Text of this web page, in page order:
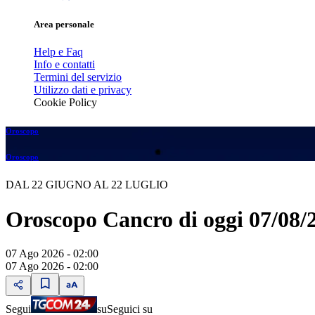
Area personale
Help e Faq
Info e contatti
Termini del servizio
Utilizzo dati e privacy
Cookie Policy
Oroscopo
Oroscopo
DAL 22 GIUGNO AL 22 LUGLIO
Oroscopo Cancro di oggi 07/08/
07 Ago 2026 - 02:00
07 Ago 2026 - 02:00
Segui suSeguici su